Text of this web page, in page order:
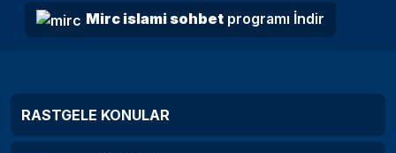
Mirc islami sohbet programı İndir
RASTGELE KONULAR